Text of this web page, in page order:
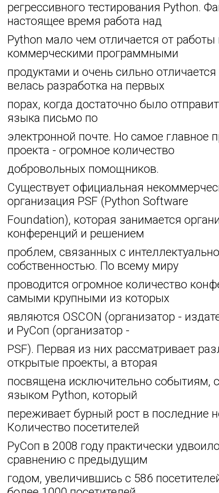
регрессивного тестирования Python.
настоящее время работа над
Python мало чем отличается от работы
коммерческими программными
продуктами и очень сильно отличается
велась разработка на первых
порах, когда достаточно было
языка письмо по
электронной почте. Но самое главное
проекта - огромное количество
добровольных помощников.
Существует официальная
организация PSF (Python Software
Foundation), которая занимается
конференций и решением
проблем, связанных с
собственностью. По всему миру
проводится огромное количество
самыми крупными из которых
являются OSCON (организатор -
и РуСоп (организатор -
PSF). Первая из них рассматривает
открытые проекты, а вторая
посвящена исключительно событиям,
языком Python, который
переживает бурный рост в последние
Количество посетителей
РуСоп в 2008 году практически
сравнению с предыдущим
годом, увеличившись с 586